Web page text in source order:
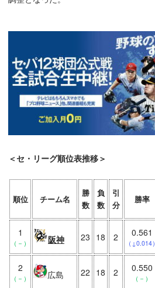
＜セ・リーグ順位表推移＞
順位 チーム名
勝
数
負
数
引
分
勝率
1
（－） 阪神 23 18 2 0.561
（↓0.014）
2
（－） 広島 22 18 2 0.550
（－）